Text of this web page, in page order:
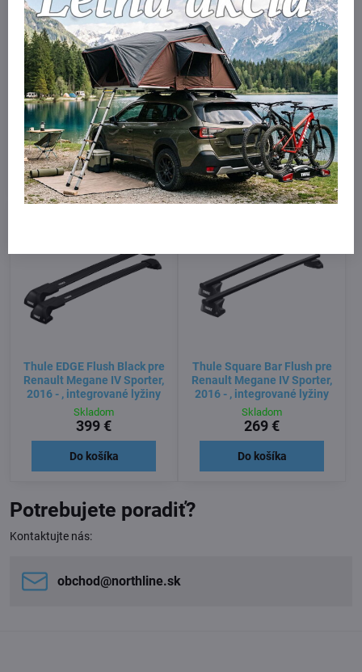
Thule WingBar EVO Black
Flush pre Renault Megane
IV Sporter, 2016 - ,
integrované lyžinyc
Skladom
359 €
Do košíka
Thule EDGE Flush pre
Renault Megane IV Sporter,
2016 - , integrované lyžiny
Skladom
359 €
Do košíka
Thule EDGE Flush Black pre
Renault Megane IV Sporter,
2016 - , integrované lyžiny
Skladom
399 €
Do košíka
Thule Square Bar Flush pre
Renault Megane IV Sporter,
2016 - , integrované lyžiny
Skladom
269 €
Do košíka
Potrebujete poradiť?
Kontaktujte nás:
obchod​@northline​.sk